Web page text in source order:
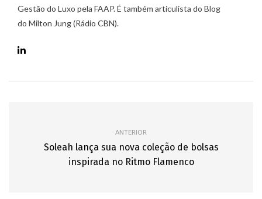
Gestão do Luxo pela FAAP. É também articulista do Blog
do Milton Jung (Rádio CBN).
ANTERIOR
Soleah lança sua nova coleção de bolsas
inspirada no Ritmo Flamenco